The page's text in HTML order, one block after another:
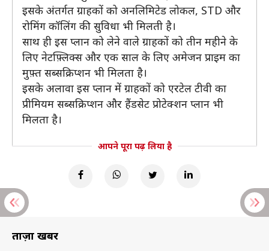
इसके अंतर्गत ग्राहकों को अनलिमिटेड लोकल, STD और
रोमिंग कॉलिंग की सुविधा भी मिलती है।
साथ ही इस प्लान को लेने वाले ग्राहकों को तीन महीने के
लिए नेटफ़्लिक्स और एक साल के लिए अमेजन प्राइम का
मुफ़्त सब्सक्रिप्शन भी मिलता है।
इसके अलावा इस प्लान में ग्राहकों को एरटेल टीवी का
प्रीमियम सब्सक्रिप्शन और हैंडसेट प्रोटेक्शन प्लान भी
मिलता है।
आपने पूरा पढ़ लिया है
ताज़ा खबरें